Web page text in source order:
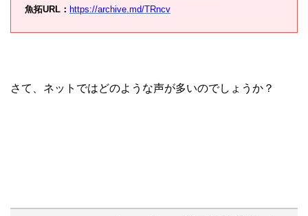
魚拓URL： https://archive.md/TRncv
さて、ネットではどのような声が多いのでしょうか？